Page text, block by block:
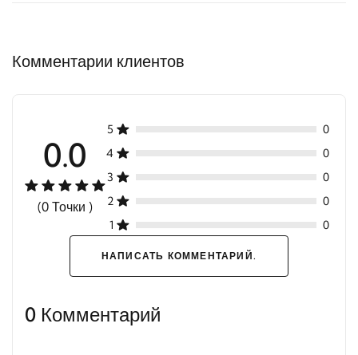
Комментарии клиентов
0.0
(0 Точки )
5
0
4
0
3
0
2
0
1
0
НАПИСАТЬ КОММЕНТАРИЙ.
0 Комментарий